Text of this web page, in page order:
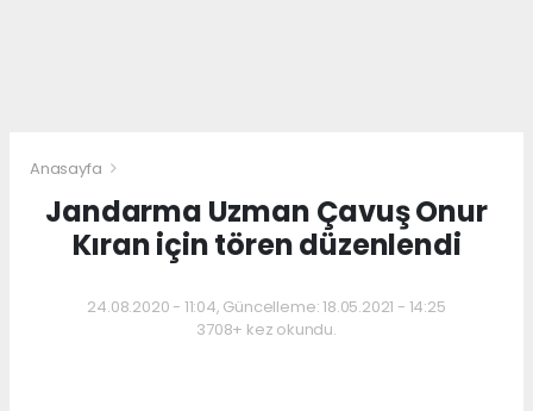
Anasayfa
Jandarma Uzman Çavuş Onur
Kıran için tören düzenlendi
24.08.2020 - 11:04, Güncelleme: 18.05.2021 - 14:25
3708+ kez okundu.